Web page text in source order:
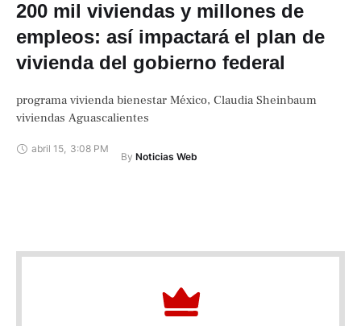
200 mil viviendas y millones de
empleos: así impactará el plan de
vivienda del gobierno federal
programa vivienda bienestar México, Claudia Sheinbaum
viviendas Aguascalientes
abril 15, 3:08 PM
By Noticias Web